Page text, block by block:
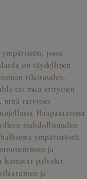
jossa
on täydellinen
tilaisuuden.
tai muu erityinen
mitä tarvitset
Haapasaaressa
mahdollisuuden
ympäristöstä.
ja
kattavat palvelut
ja